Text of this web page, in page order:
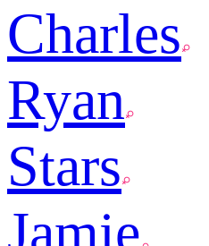
Charles
Ryan
Stars
Jamie